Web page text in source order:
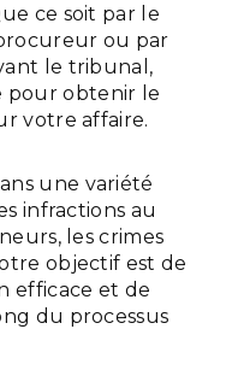
ce soit par le
ou par
le tribunal,
obtenir le
votre affaire.
une variété
infractions au
les crimes
objectif est de
efficace et de
du processus